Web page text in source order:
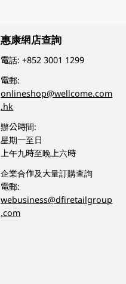
惠康網店查詢
電話:+852 3001 1299
電郵:
onlineshop@wellcome.com
.hk
辦公時間:
星期一至日
上午九時至晚上六時
企業合作及大量訂購查詢
電郵:
webusiness@dfiretailgroup
.com